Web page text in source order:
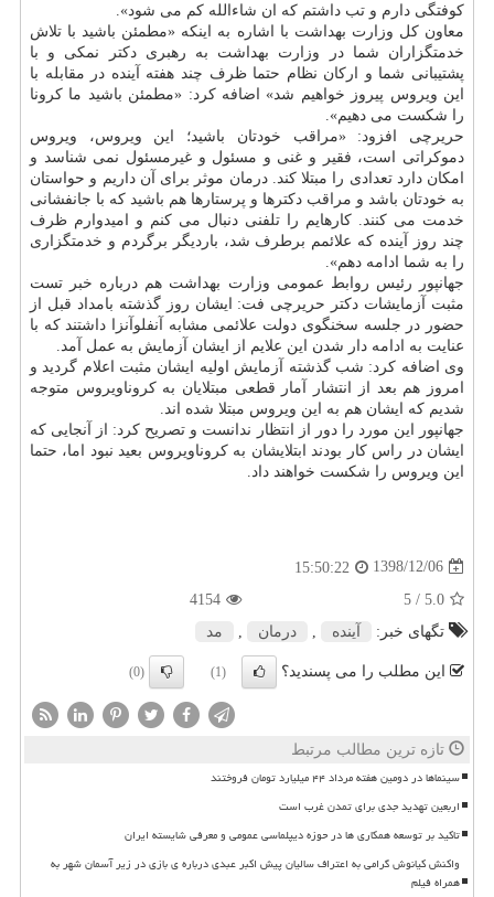
كوفتگی دارم و تب داشتم كه ان شاءالله كم می شود».
معاون كل وزارت بهداشت با اشاره به اینكه «مطمئن باشید با تلاش
خدمتگزاران شما در وزارت بهداشت به رهبری دكتر نمكی و با
پشتیبانی شما و اركان نظام حتما ظرف چند هفته آینده در مقابله با
این ویروس پیروز خواهیم شد» اضافه كرد: «مطمئن باشید ما كرونا
را شكست می دهیم».
حریرچی افزود: «مراقب خودتان باشید؛ این ویروس، ویروس
دموكراتی است، فقیر و غنی و مسئول و غیرمسئول نمی شناسد و
امكان دارد تعدادی را مبتلا كند. درمان موثر برای آن داریم و حواستان
به خودتان باشد و مراقب دكترها و پرستارها هم باشید كه با جانفشانی
خدمت می كنند. كارهایم را تلفنی دنبال می كنم و امیدوارم ظرف
چند روز آینده كه علائمم برطرف شد، باردیگر برگردم و خدمتگزاری
را به شما ادامه دهم».
جهانپور رئیس روابط عمومی وزارت بهداشت هم درباره خبر تست
مثبت آزمایشات دكتر حریرچی فت: ایشان روز گذشته بامداد قبل از
حضور در جلسه سخنگوی دولت علائمی مشابه آنفلوآنزا داشتند كه با
عنایت به ادامه دار شدن این علایم از ایشان آزمایش به عمل آمد.
وی اضافه كرد: شب گذشته آزمایش اولیه ایشان مثبت اعلام گردید و
امروز هم بعد از انتشار آمار قطعی مبتلایان به كروناویروس متوجه
شدیم كه ایشان هم به این ویروس مبتلا شده اند.
جهانپور این مورد را دور از انتظار ندانست و تصریح كرد: از آنجایی كه
ایشان در راس كار بودند ابتلایشان به كروناویروس بعید نبود اما، حتما
این ویروس را شكست خواهند داد.
1398/12/06
15:50:22
5.0
/ 5
4154
تگهای خبر:
آینده درمان مد
این مطلب را می پسندید؟ (1)
(0)
تازه ترین مطالب مرتبط
سینماها در دومین هفته مرداد ۴۴ میلیارد تومان فروختند
اربعین تهدید جدی برای تمدن غرب است
تاکید بر توسعه همکاری ها در حوزه دیپلماسی عمومی و معرفی شایسته ایران
واکنش کیانوش گرامی به اعتراف سالیان پیش اکبر عبدی درباره ی بازی در زیر آسمان شهر به
همراه فیلم